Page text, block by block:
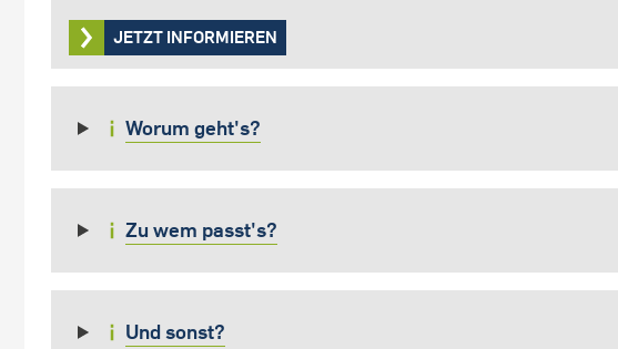
JETZT INFORMIEREN
Worum geht's?
Zu wem passt's?
Und sonst?